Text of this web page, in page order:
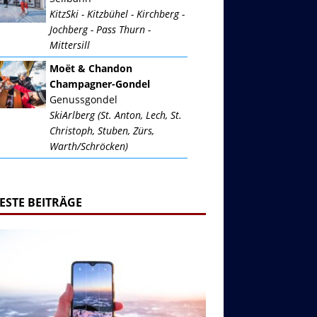
KitzSki - Kitzbühel - Kirchberg -
Jochberg - Pass Thurn -
Mittersill
Moët & Chandon
Champagner-Gondel
Genussgondel
SkiArlberg (St. Anton, Lech, St.
Christoph, Stuben, Zürs,
Warth/Schröcken)
BEITRÄGE